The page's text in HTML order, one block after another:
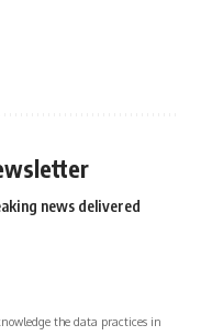
news delivered
the data practices in